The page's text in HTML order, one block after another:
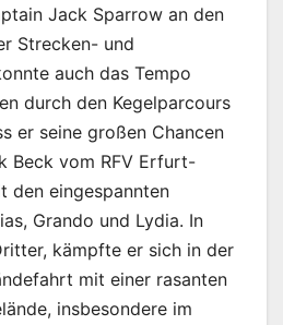
Jack Sparrow an den
Strecken- und
auch das Tempo
durch den Kegelparcours
er seine großen Chancen
Beck vom RFV Erfurt-
den eingespannten
Grando und Lydia. In
kämpfte er sich in der
mit einer rasanten
insbesondere im